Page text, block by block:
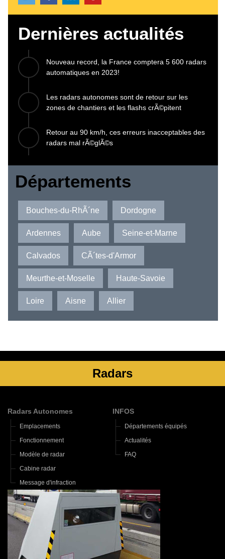
Dernières actualités
Nouveau record, la France comptera 5 600 radars
automatiques en 2023!
Les radars autonomes sont de retour sur les
zones de chantiers et les flashs crÃ©pitent
Retour au 90 km/h, ces erreurs inacceptables des
radars mal rÃ©glÃ©s
Départements
Bouches-du-RhÃ´ne Dordogne
Ardennes Aube Seine-et-Marne
Calvados CÃ´tes-d'Armor
Meurthe-et-Moselle Haute-Savoie
Loire Aisne Allier
Radars
Radars Autonomes
Emplacements
Fonctionnement
Modèle de radar
Cabine radar
Message d'infraction
INFOS
Départements équipés
Actualités
FAQ